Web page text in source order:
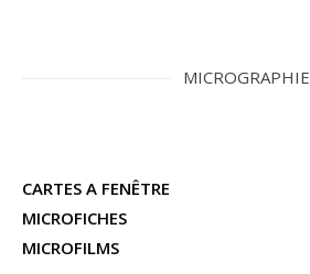
MICROGRAPHIE
CARTES A FENÊTRE
MICROFICHES
MICROFILMS